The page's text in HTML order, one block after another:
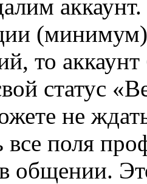
то
статус
не
все поля
общении.